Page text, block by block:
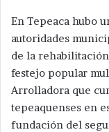
En Tepeaca hubo
autoridades
de la
festejo popular
Arrolladora que
tepeaquenses en
fundación del